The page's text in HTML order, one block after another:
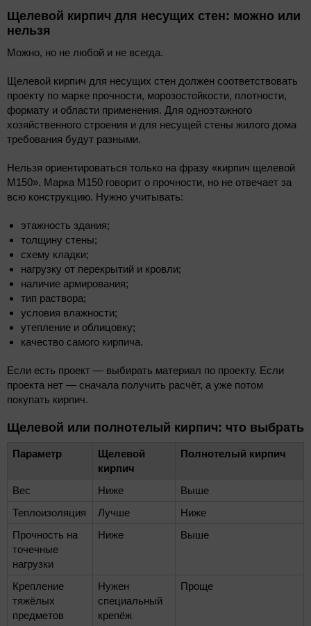
Щелевой кирпич для несущих стен: можно или
нельзя
Можно, но не любой и не всегда.
Щелевой кирпич для несущих стен должен соответствовать
проекту по марке прочности, морозостойкости, плотности,
формату и области применения. Для одноэтажного
хозяйственного строения и для несущей стены жилого дома
требования будут разными.
Нельзя ориентироваться только на фразу «кирпич щелевой
М150». Марка М150 говорит о прочности, но не отвечает за
всю конструкцию. Нужно учитывать:
этажность здания;
толщину стены;
схему кладки;
нагрузку от перекрытий и кровли;
наличие армирования;
тип раствора;
условия влажности;
утепление и облицовку;
качество самого кирпича.
Если есть проект — выбирать материал по проекту. Если
проекта нет — сначала получить расчёт, а уже потом
покупать кирпич.
Щелевой или полнотелый кирпич: что выбрать
Параметр
Щелевой
кирпич
Полнотелый кирпич
Вес Ниже
Выше
Теплоизоляция
Лучше
Ниже
Прочность на
точечные
нагрузки
Ниже Выше
Крепление
тяжёлых
предметов
Нужен
специальный
крепёж
Проще